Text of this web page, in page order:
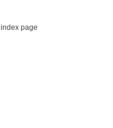
index page